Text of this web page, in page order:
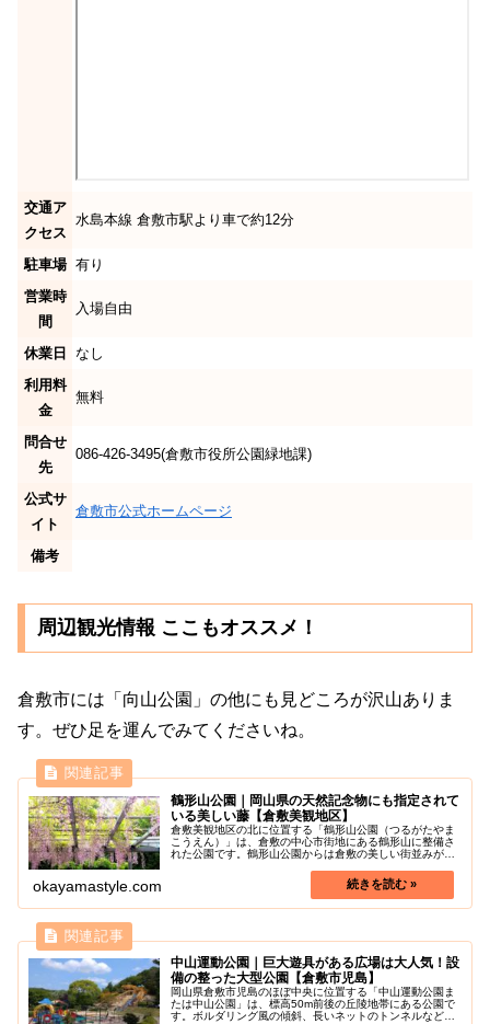
交通ア
クセス
水島本線 倉敷市駅より車で約12分
駐車場 有り
営業時
間
入場自由
休業日
なし
利用料
金
無料
問合せ
先
086-426-3495(倉敷市役所公園緑地課)
公式サ
イト
倉敷市公式ホームページ
備考
周辺観光情報 ここもオススメ！
倉敷市には「向山公園」の他にも見どころが沢山ありま
す。ぜひ足を運んでみてくださいね。
鶴形山公園｜岡山県の天然記念物にも指定されて
いる美しい藤【倉敷美観地区】
倉敷美観地区の北に位置する「鶴形山公園（つるがたやま
こうえん）」は、倉敷の中心市街地にある鶴形山に整備さ
れた公園です。鶴形山公園からは倉敷の美しい街並みが一
神社があります。分かりにくいです...
okayamastyle.com
中山運動公園｜巨大遊具がある広場は大人気！設
備の整った大型公園【倉敷市児島】
岡山県倉敷市児島のほぼ中央に位置する「中山運動公園ま
たは中山公園」は、標高50m前後の丘陵地帯にある公園で
す。ボルダリング風の傾斜、長いネットのトンネルなど巨